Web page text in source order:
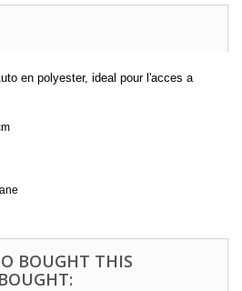
en polyester, ideal pour l'acces a
BOUGHT THIS